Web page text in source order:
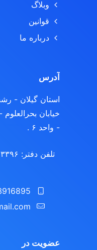
وبلاگ
قوانین
درباره ما
آدرس
استان گیلان -
- واحد ۶ .
تلفن دفتر: ۰۱۳۳۳۵۶۳۳۹۶
عضویت در